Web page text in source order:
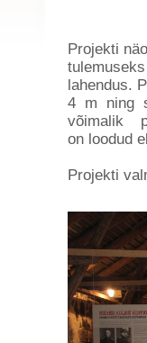
Projekti
lahendus.
4 m ning
võimalik
on loodud
Projekti